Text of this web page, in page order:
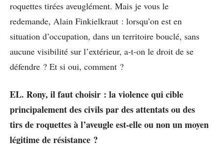
roquettes tirées aveuglément. Mais je vous le
redemande, Alain Finkielkraut : lorsqu’on est en
situation d’occupation, dans un territoire bouclé, sans
aucune visibilité sur l’extérieur, a-t-on le droit de se
défendre ? Et si oui, comment ?
EL. Rony, il faut choisir : la violence qui cible
principalement des civils par des attentats ou des
tirs de roquettes à l’aveugle est-elle ou non un moyen
légitime de résistance ?